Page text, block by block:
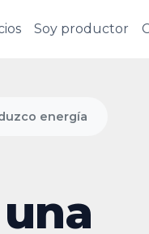
Soy productor
energía